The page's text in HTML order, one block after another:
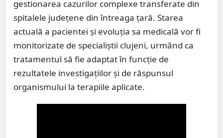
gestionarea cazurilor complexe transferate din
spitalele județene din întreaga țară. Starea
actuală a pacientei și evoluția sa medicală vor fi
monitorizate de specialiștii clujeni, urmând ca
tratamentul să fie adaptat în funcție de
rezultatele investigațiilor și de răspunsul
organismului la terapiile aplicate.